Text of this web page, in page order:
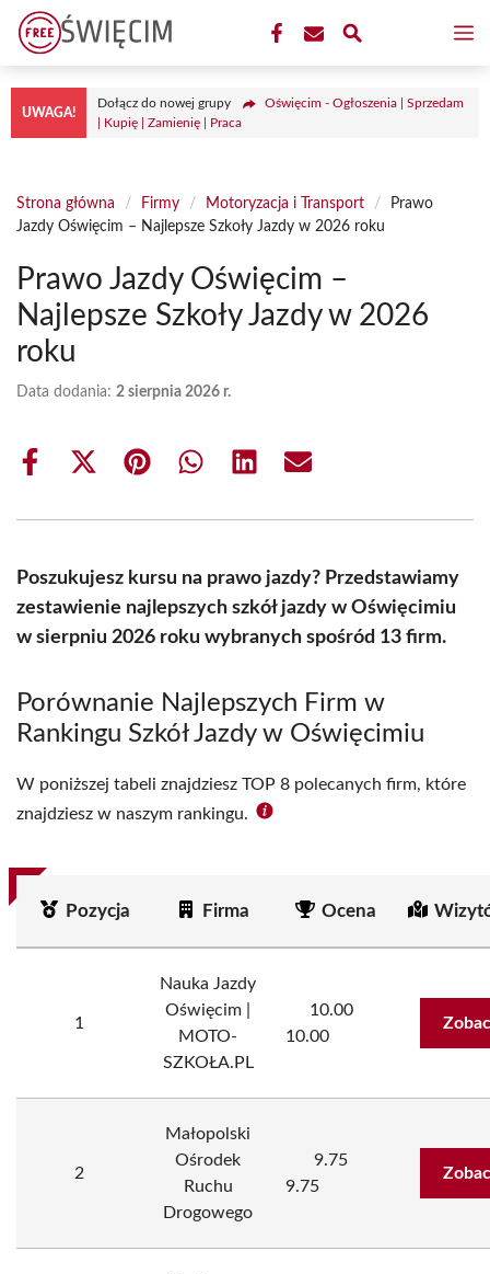
Przejdź
treści
UWAGA!
Dołącz do nowej grupy
Oświęcim - Ogłoszenia | Sprzedam
| Kupię | Zamienię | Praca
Strona główna / Firmy / Motoryzacja i Transport /
Prawo
Jazdy Oświęcim – Najlepsze Szkoły Jazdy w 2026 roku
Prawo Jazdy Oświęcim –
Najlepsze Szkoły Jazdy w 2026
roku
Data dodania: 2 sierpnia 2026 r.
Share
Share
(Twitter)
Share Share Share Share
Poszukujesz kursu na prawo jazdy? Przedstawiamy
zestawienie najlepszych szkół jazdy w Oświęcimiu
w sierpniu 2026 roku wybranych spośród 13 firm.
Porównanie Najlepszych Firm w
Rankingu Szkół Jazdy w Oświęcimiu
W poniższej tabeli znajdziesz TOP 8 polecanych firm, które
znajdziesz w naszym rankingu.
Pozycja Firma Ocena
1
Nauka Jazdy
Oświęcim |
MOTO-
SZKOŁA.PL
10.00
10.00
2
Małopolski
Ośrodek
Ruchu
Drogowego
9.75
9.75